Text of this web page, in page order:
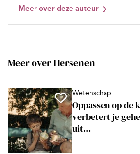
Meer over deze auteur
Meer over Hersenen
Wetenschap
Oppassen op de
verbetert je
uit...